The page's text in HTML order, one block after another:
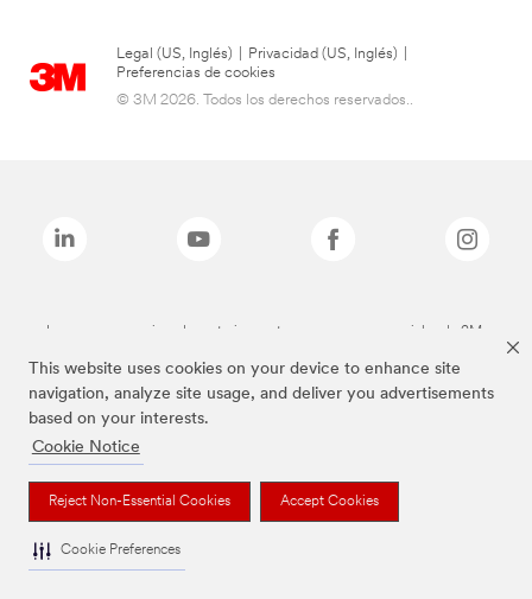
This website uses cookies on your device to enhance site
navigation, analyze site usage, and deliver you advertisements
based on your interests.
Cookie Notice
Reject Non-Essential Cookies Accept Cookies
Cookie Preferences
Legal (US, Inglés) Privacidad (US, Inglés)
Preferencias de cookies
© 3M 2026. Todos los derechos reservados..
Las marcas mencionadas anteriormente son marcas comerciales de 3M.